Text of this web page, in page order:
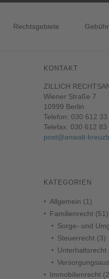
Rechtsgebiete
KONTAKT
ZILLICH
Wiener Straße 7
10999 Berlin
Telefon: 030 612 33
Telefax: 030 612 83
post@anwalt-
KATEGORIEN
Allgemein (1)
Familienrecht(51)
Sorge- und
Steuerrecht(3)
Unterhaltsrecht
Immobilienrecht